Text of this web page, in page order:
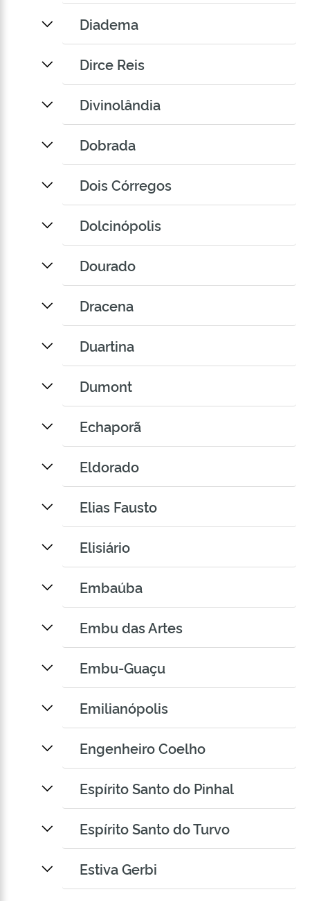
Diadema
Dirce Reis
Divinolândia
Dobrada
Dois Córregos
Dolcinópolis
Dourado
Dracena
Duartina
Dumont
Echaporã
Eldorado
Elias Fausto
Elisiário
Embaúba
Embu das Artes
Embu-Guaçu
Emilianópolis
Engenheiro Coelho
Espírito Santo do Pinhal
Espírito Santo do Turvo
Estiva Gerbi